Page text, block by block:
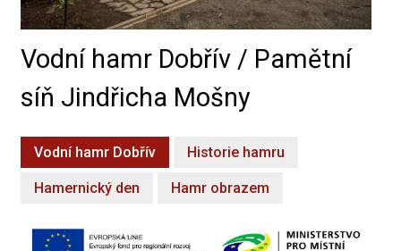
Vodní hamr Dobřív / Pamětní
síň Jindřicha Mošny
Vodní hamr Dobřív Historie hamru
Hamernický den Hamr obrazem